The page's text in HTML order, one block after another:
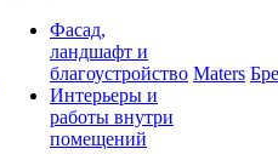
Фасад,
ландшафт и
благоустройство
Интерьеры и
работы внутри
помещений
Maters